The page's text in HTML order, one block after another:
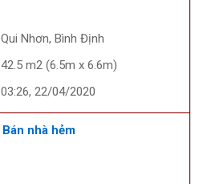
Qui Nhơn, Bình Định
42.5 m2 (6.5m x 6.6m)
03:26, 22/04/2020
Bán nhà hẻm